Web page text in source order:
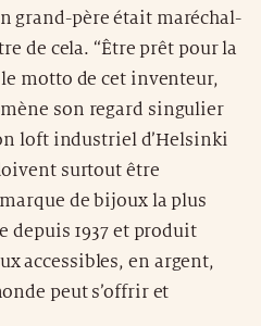
grand-père était maréchal-
de cela. “Être prêt pour la
motto de cet inventeur,
son regard singulier
loft industriel d’Helsinki
surtout être
de bijoux la plus
depuis 1937 et produit
accessibles, en argent,
peut s’offrir et